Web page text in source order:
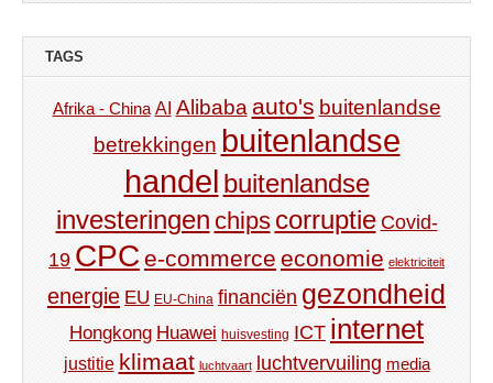
TAGS
Afrika - China AI Alibaba auto's buitenlandse
betrekkingen buitenlandse
handel buitenlandse
investeringen chips corruptie Covid-
19 CPC e-commerce economie elektriciteit
energie EU EU-China financiën gezondheid
Hongkong Huawei huisvesting ICT internet
justitie klimaat luchtvaart luchtvervuiling media